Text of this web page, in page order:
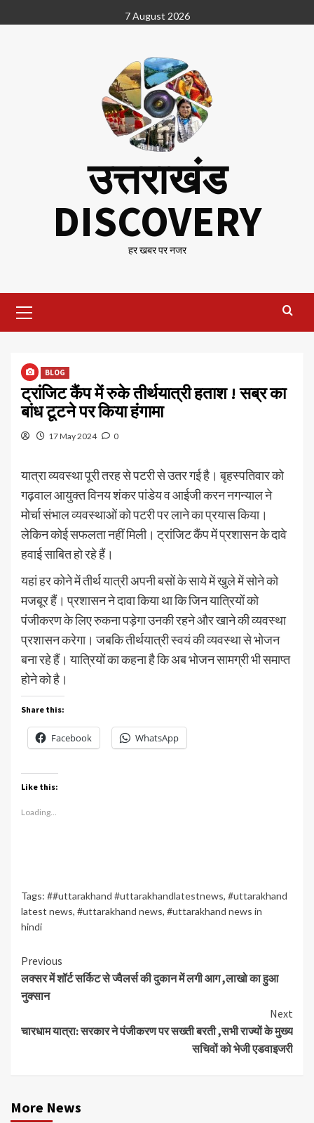
to
7 August 2026
उत्तराखंड
DISCOVERY
हर खबर पर नजर
Menu
BLOG
ट्रांजिट कैंप में रुके तीर्थयात्री हताश ! सब्र का
बांध टूटने पर किया हंगामा
17 May 2024 0
यात्रा व्यवस्था पूरी तरह से पटरी से उतर गई है। बृहस्पतिवार को
गढ़वाल आयुक्त विनय शंकर पांडेय व आईजी करन नगन्याल ने
मोर्चा संभाल व्यवस्थाओं को पटरी पर लाने का प्रयास किया।
लेकिन कोई सफलता नहीं मिली। ट्रांजिट कैंप में प्रशासन के दावे
हवाई साबित हो रहे हैं।
यहां हर कोने में तीर्थ यात्री अपनी बसों के साये में खुले में सोने को
मजबूर हैं। प्रशासन ने दावा किया था कि जिन यात्रियों को
पंजीकरण के लिए रुकना पड़ेगा उनकी रहने और खाने की व्यवस्था
प्रशासन करेगा। जबकि तीर्थयात्री स्वयं की व्यवस्था से भोजन
बना रहे हैं। यात्रियों का कहना है कि अब भोजन सामग्री भी समाप्त
होने को है।
Share this:
Facebook WhatsApp
Like this:
Loading...
Tags: ##uttarakhand #uttarakhandlatestnews, #uttarakhand
latest news, #uttarakhand news, #uttarakhand news in
hindi
Continue
Reading
Previous
लक्सर में शॉर्ट सर्किट से ज्वैलर्स की दुकान में लगी आग ,लाखो का हुआ
नुक्सान
Next
चारधाम यात्रा: सरकार ने पंजीकरण पर सख्ती बरती ,सभी राज्यों के मुख्य
सचिवों को भेजी एडवाइजरी
More News